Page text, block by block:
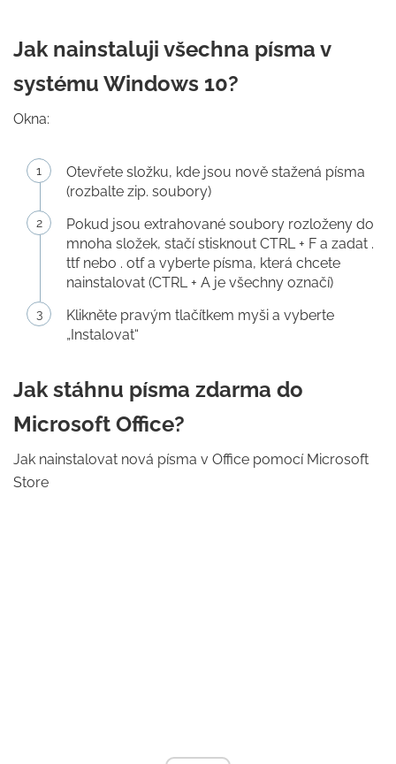
Jak nainstaluji všechna písma v
systému Windows 10?
Okna:
Otevřete složku, kde jsou nově stažená písma
(rozbalte zip. soubory)
Pokud jsou extrahované soubory rozloženy do
mnoha složek, stačí stisknout CTRL + F a zadat .
ttf nebo . otf a vyberte písma, která chcete
nainstalovat (CTRL + A je všechny označí)
Klikněte pravým tlačítkem myši a vyberte
„Instalovat“
Jak stáhnu písma zdarma do
Microsoft Office?
Jak nainstalovat nová písma v Office pomocí Microsoft
Store